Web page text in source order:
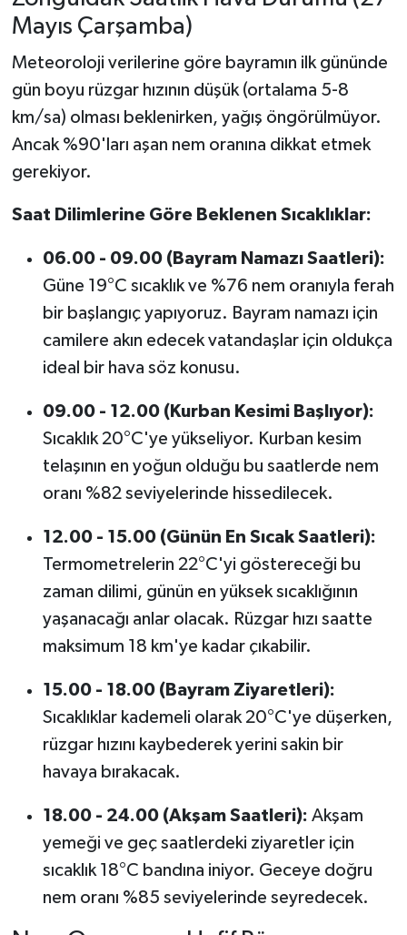
Mayıs Çarşamba)
Meteoroloji verilerine göre bayramın ilk gününde
gün boyu rüzgar hızının düşük (ortalama 5-8
km/sa) olması beklenirken, yağış öngörülmüyor.
Ancak %90'ları aşan nem oranına dikkat etmek
gerekiyor.
Saat Dilimlerine Göre Beklenen Sıcaklıklar:
06.00 - 09.00 (Bayram Namazı Saatleri):
Güne 19°C sıcaklık ve %76 nem oranıyla ferah
bir başlangıç yapıyoruz. Bayram namazı için
camilere akın edecek vatandaşlar için oldukça
ideal bir hava söz konusu.
09.00 - 12.00 (Kurban Kesimi Başlıyor):
Sıcaklık 20°C'ye yükseliyor. Kurban kesim
telaşının en yoğun olduğu bu saatlerde nem
oranı %82 seviyelerinde hissedilecek.
12.00 - 15.00 (Günün En Sıcak Saatleri):
Termometrelerin 22°C'yi göstereceği bu
zaman dilimi, günün en yüksek sıcaklığının
yaşanacağı anlar olacak. Rüzgar hızı saatte
maksimum 18 km'ye kadar çıkabilir.
15.00 - 18.00 (Bayram Ziyaretleri):
Sıcaklıklar kademeli olarak 20°C'ye düşerken,
rüzgar hızını kaybederek yerini sakin bir
havaya bırakacak.
18.00 - 24.00 (Akşam Saatleri): Akşam
yemeği ve geç saatlerdeki ziyaretler için
sıcaklık 18°C bandına iniyor. Geceye doğru
nem oranı %85 seviyelerinde seyredecek.